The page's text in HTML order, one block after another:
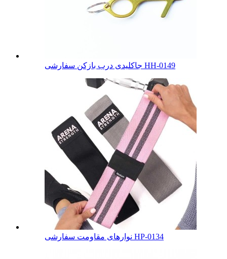
جاکلیدی درب بازکن سفارشی HH-0149
نوارهای مقاومت سفارشی HP-0134